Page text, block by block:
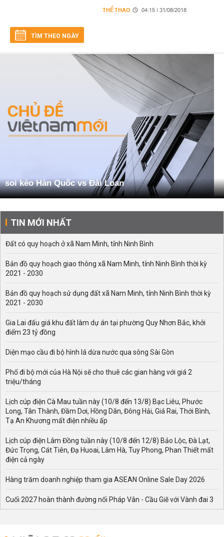
THỂ THAO 04:15 | 31/08/2018
TÌM THEO NGÀY
soi kèo Hàn Quốc vs Đài Loan
TIN MỚI NHẤT
Đất có quy hoạch ở xã Nam Minh, tỉnh Ninh Bình
Bản đồ quy hoạch giao thông xã Nam Minh, tỉnh Ninh Bình thời kỳ
2021 - 2030
Bản đồ quy hoạch sử dụng đất xã Nam Minh, tỉnh Ninh Bình thời kỳ
2021 - 2030
Gia Lai đấu giá khu đất làm dự án tại phường Quy Nhơn Bắc, khởi
điểm 23 tỷ đồng
Diện mạo cầu đi bộ hình lá dừa nước qua sông Sài Gòn
Phố đi bộ mới của Hà Nội sẽ cho thuê các gian hàng với giá 2
triệu/tháng
Lịch cúp điện Cà Mau tuần này (10/8 đến 13/8) Bạc Liêu, Phước
Long, Tân Thành, Đầm Dơi, Hồng Dân, Đông Hải, Giá Rai, Thới Bình,
Tạ An Khương mất điện nhiều ấp
Lịch cúp điện Lâm Đồng tuần này (10/8 đến 12/8) Bảo Lộc, Đà Lạt,
Đức Trọng, Cát Tiên, Đạ Huoai, Lâm Hà, Tuy Phong, Phan Thiết mất
điện cả ngày
Hàng trăm doanh nghiệp tham gia ASEAN Online Sale Day 2026
Cuối 2027 hoàn thành đường nối Pháp Vân - Cầu Giẽ với Vành đai 3